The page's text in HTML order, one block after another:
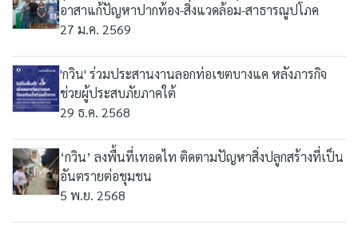
อาสาแก้ปัญหาปากท้อง-สิ่งแวดล้อม-สาธารณูปโภค
27 ม.ค. 2569
'กวิน' ร่วมประสานงานลอกท่อเขตบางแค หลังภารกิจ
ช่วยผู้ประสบภัยภาคใต้
29 ธ.ค. 2568
‘กวิน’ ลงพื้นที่เทอดไท ติดตามปัญหาสิ่งปลูกสร้างที่เป็น
อันตรายต่อชุมชน
5 พ.ย. 2568